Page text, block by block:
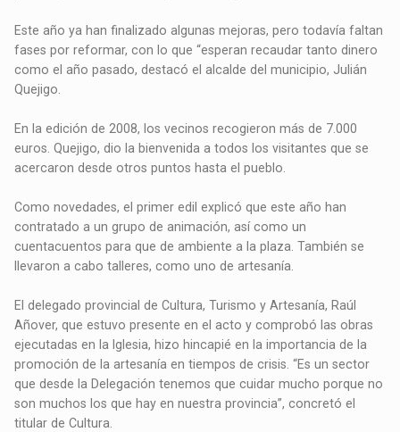
Este año ya han finalizado algunas mejoras, pero todavía faltan
fases por reformar, con lo que “esperan recaudar tanto dinero
como el año pasado, destacó el alcalde del municipio, Julián
Quejigo.
En la edición de 2008, los vecinos recogieron más de 7.000
euros. Quejigo, dio la bienvenida a todos los visitantes que se
acercaron desde otros puntos hasta el pueblo.
Como novedades, el primer edil explicó que este año han
contratado a un grupo de animación, así como un
cuentacuentos para que de ambiente a la plaza. También se
llevaron a cabo talleres, como uno de artesanía.
El delegado provincial de Cultura, Turismo y Artesanía, Raúl
Añover, que estuvo presente en el acto y comprobó las obras
ejecutadas en la Iglesia, hizo hincapié en la importancia de la
promoción de la artesanía en tiempos de crisis. “Es un sector
que desde la Delegación tenemos que cuidar mucho porque no
son muchos los que hay en nuestra provincia”, concretó el
titular de Cultura.